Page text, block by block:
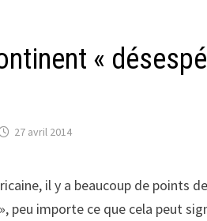
«
27 avril 2014
il y a beaucoup de points
peu importe ce que cela peut